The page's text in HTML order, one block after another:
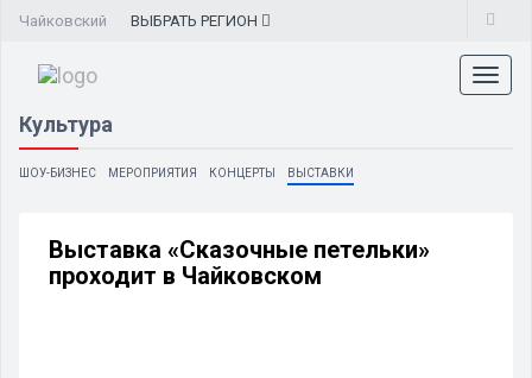
Чайковский ВЫБРАТЬ РЕГИОН
Культура
ШОУ-БИЗНЕС МЕРОПРИЯТИЯ КОНЦЕРТЫ ВЫСТАВКИ
Выставка «Сказочные петельки»
проходит в Чайковском